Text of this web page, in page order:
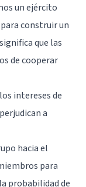
un ejército
construir un
que las
de cooperar
intereses de
a
hacia el
para
probabilidad de